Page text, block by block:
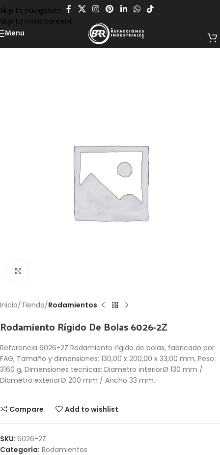
Skip to navigation
Skip to main content
Menu
Inicio Tienda Rodamientos
Rodamiento Rígido De Bolas 6026-2Z
Referencia 6026-2Z Rodamiento rígido de bolas, fabricado por
FAG, Tamaño y dimensiones: 130,00 x 200,00 x 33,00 mm, Peso:
3160 g, Dimensiones tecnicas: Diametro interiorØ 130 mm /
Diametro exteriorØ 200 mm / Ancho 33 mm.
Compare Add to wishlist
SKU: 6026-2Z
Categoría: Rodamientos